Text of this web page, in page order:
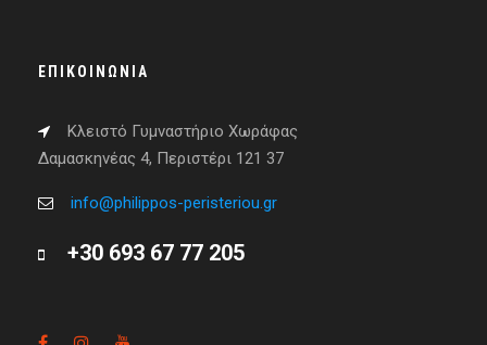
ΕΠΙΚΟΙΝΩΝΊΑ
Κλειστό Γυμναστήριο Χωράφας
Δαμασκηνέας 4, Περιστέρι 121 37
info@philippos-peristeriou.gr
+30 693 67 77 205